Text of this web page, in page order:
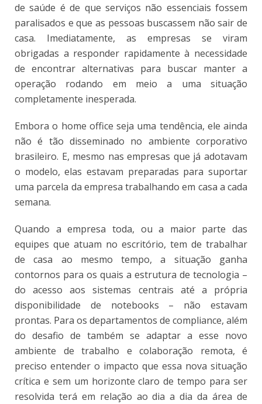
de saúde é de que serviços não essenciais fossem
paralisados e que as pessoas buscassem não sair de
casa. Imediatamente, as empresas se viram
obrigadas a responder rapidamente à necessidade
de encontrar alternativas para buscar manter a
operação rodando em meio a uma situação
completamente inesperada.
Embora o home office seja uma tendência, ele ainda
não é tão disseminado no ambiente corporativo
brasileiro. E, mesmo nas empresas que já adotavam
o modelo, elas estavam preparadas para suportar
uma parcela da empresa trabalhando em casa a cada
semana.
Quando a empresa toda, ou a maior parte das
equipes que atuam no escritório, tem de trabalhar
de casa ao mesmo tempo, a situação ganha
contornos para os quais a estrutura de tecnologia –
do acesso aos sistemas centrais até a própria
disponibilidade de notebooks – não estavam
prontas. Para os departamentos de compliance, além
do desafio de também se adaptar a esse novo
ambiente de trabalho e colaboração remota, é
preciso entender o impacto que essa nova situação
crítica e sem um horizonte claro de tempo para ser
resolvida terá em relação ao dia a dia da área de